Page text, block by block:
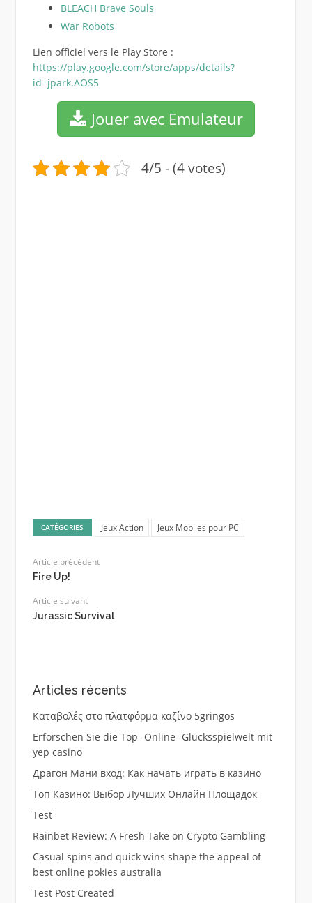
BLEACH Brave Souls
War Robots
Lien officiel vers le Play Store :
https://play.google.com/store/apps/details?
id=jpark.AOS5
Jouer avec Emulateur
4/5 - (4 votes)
CATÉGORIES Jeux Action Jeux Mobiles pour PC
Article précédent
Fire Up!
Article suivant
Jurassic Survival
Articles récents
Καταβολές στο πλατφόρμα καζίνο 5gringos
Erforschen Sie die Top -Online -Glücksspielwelt mit
yep casino
Драгон Мани вход: Как начать играть в казино
Топ Казино: Выбор Лучших Онлайн Площадок
Test
Rainbet Review: A Fresh Take on Crypto Gambling
Casual spins and quick wins shape the appeal of
best online pokies australia
Test Post Created